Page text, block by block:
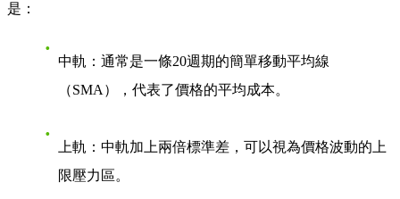
是：
中軌 ：通常是一條20週期的簡單移動平均線
（SMA），代表了價格的平均成本。
上軌 ：中軌加上兩倍標準差，可以視為價格波動的上
限壓力區。